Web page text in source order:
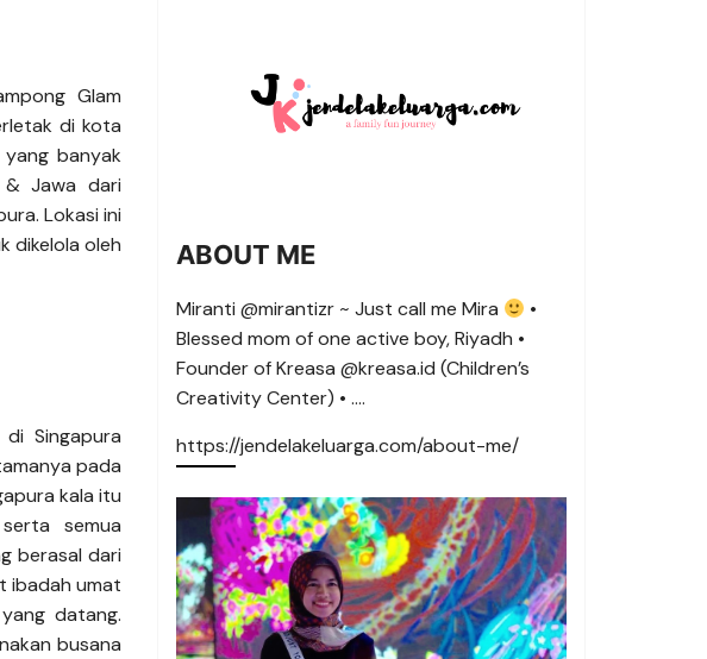
Glam
di kota
banyak
& Jawa dari
Lokasi ini
dikelola oleh
Singapura
pada
kala itu
semua
berasal dari
ibadah umat
datang.
busana
ABOUT ME
Miranti @mirantizr ~ Just call me Mira
•
Blessed mom of one active boy, Riyadh •
Founder of Kreasa @kreasa.id (Children’s
Creativity Center) • ….
https://jendelakeluarga.com/about-me/